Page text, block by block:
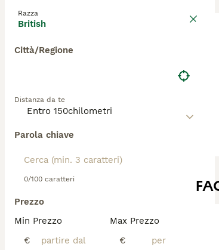
Razza
British
Città/Regione
Distanza da te
Parola chiave
0/100 caratteri
Prezzo
Min Prezzo
€
Max Prezzo
€